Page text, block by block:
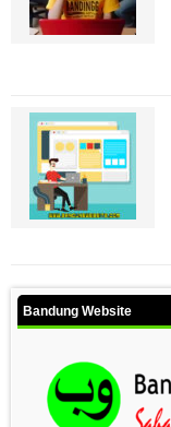
Bandung Website